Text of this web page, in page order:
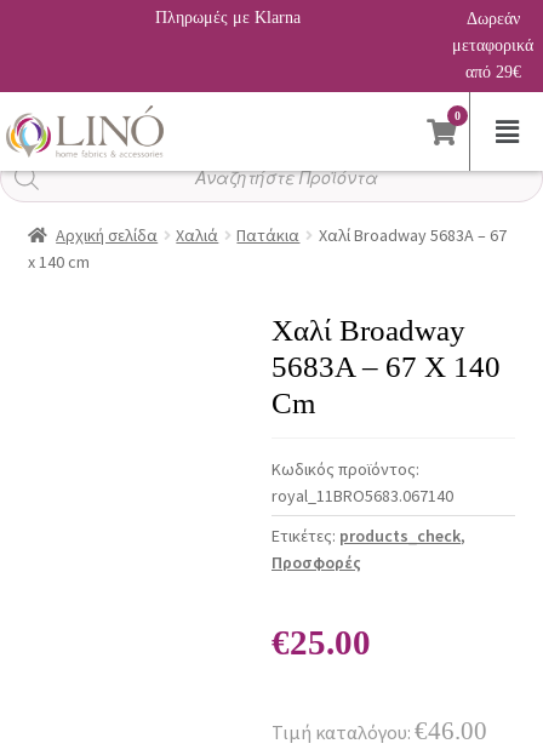
Πληρωμές με Klarna
Δωρεάν
μεταφορικά
από 29€
0
Αναζήτηση
προϊόντων
Αρχική σελίδα Χαλιά Πατάκια
Χαλί Broadway 5683A – 67
x 140 cm
Χαλί Broadway
5683A – 67 X 140
Cm
Κωδικός προϊόντος:
royal_11BRO5683.067140
Ετικέτες: products_check,
Προσφορές
€25.00
Τιμή καταλόγου: €46.00